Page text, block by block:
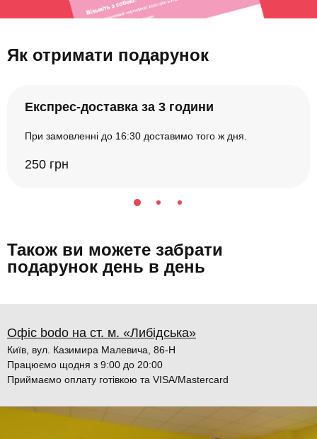
Як отримати подарунок
Експрес-доставка за 3 години
При замовленні до 16:30 доставимо того ж дня.
250 грн
Також ви можете забрати
подарунок день в день
Офіс bodo на ст. м. «Либідська»
Київ, вул. Казимира Малевича, 86-Н
Працюємо щодня з 9:00 до 20:00
Приймаємо оплату готівкою та VISA/Mastercard